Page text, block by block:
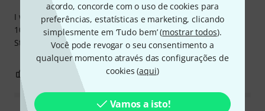
acordo, concorde com o uso de cookies para
preferências, estatísticas e marketing, clicando
simplesmente em ‘Tudo bem’ (mostrar todos).
Você pode revogar o seu consentimento a
qualquer momento através das configurações de
cookies (aqui)
Vamos a isto!
I was looking for a way to improve my Harley Benton SC-
1000 tuning stability.
String Butler = Tuning stability achieved! :)
REPORTAR A CRÍTICA